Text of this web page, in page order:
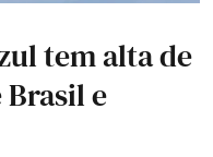
tem alta de
e